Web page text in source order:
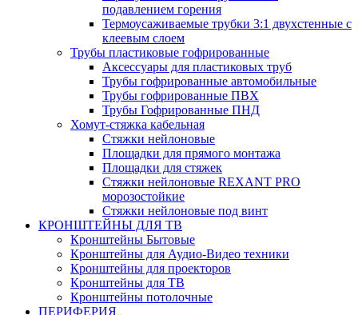
подавлением горения
Термоусаживаемые трубки 3:1 двухстенные с
клеевым слоем
Трубы пластиковые гофрированные
Аксессуары для пластиковых труб
Трубы гофрированные автомобильные
Трубы гофрированные ПВХ
Трубы Гофрированные ПНД
Хомут-стяжка кабельная
Cтяжки нейлоновые
Площадки для прямого монтажа
Площадки для стяжек
Стяжки нейлоновые REXANT PRO
морозостойкие
Стяжки нейлоновые под винт
КРОНШТЕЙНЫ ДЛЯ ТВ
Кронштейны Бытовые
Кронштейны для Аудио-Видео техники
Кронштейны для проекторов
Кронштейны для ТВ
Кронштейны потолочные
ПЕРИФЕРИЯ